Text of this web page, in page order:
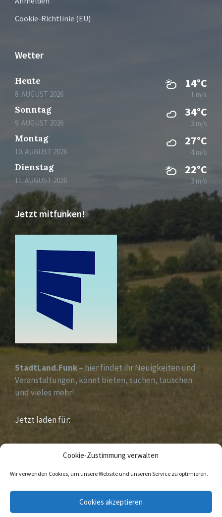
Cookie-Zustimmung verwalten
Wir verwenden Cookies, um unsere Website und unseren Service zu optimieren.
Cookies akzeptieren
Cookie-Richtlinie (EU)
Wetter
Heute
8. AUGUST 2026
14°C
1 m/s
Sonntag
9. AUGUST 2026
34°C
3 m/s
Montag
10. AUGUST 2026
27°C
4 m/s
Dienstag
11. AUGUST 2026
22°C
3 m/s
Jetzt mitfunken!
StadtLand.Funk– hier findet ihr Neuigkeiten und
Veranstaltungen, könnt bieten, suchen, tauschen
und vieles mehr!
Jetzt laden für:
iOS &Android